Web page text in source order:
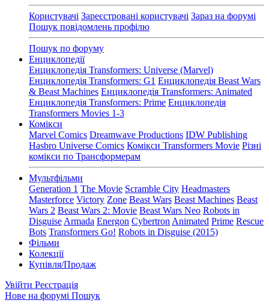
Користувачі Зареєстровані користувачі Зараз на форумі
Пошук повідомлень профілю
Пошук по форуму
Енциклопедії
Енциклопедія Transformers: Universe (Marvel)
Енциклопедія Transformers: G1 Енциклопедія Beast Wars
& Beast Machines Енциклопедія Transformers: Animated
Енциклопедія Transformers: Prime Енциклопедія
Transformers Movies 1-3
Комікси
Marvel Comics Dreamwave Productions IDW Publishing
Hasbro Universe Comics Комікси Transformers Movie Різні
комікси по Трансформерам
Мультфільми
Generation 1 The Movie Scramble City Headmasters
Masterforce Victory Zone Beast Wars Beast Machines Beast
Wars 2 Beast Wars 2: Movie Beast Wars Neo Robots in
Disguise Armada Energon Cybertron Animated Prime Rescue
Bots Transformers Go! Robots in Disguise (2015)
Фільми
Колекції
Купівля/Продаж
Увійти Реєстрація
Нове на форумі Пошук